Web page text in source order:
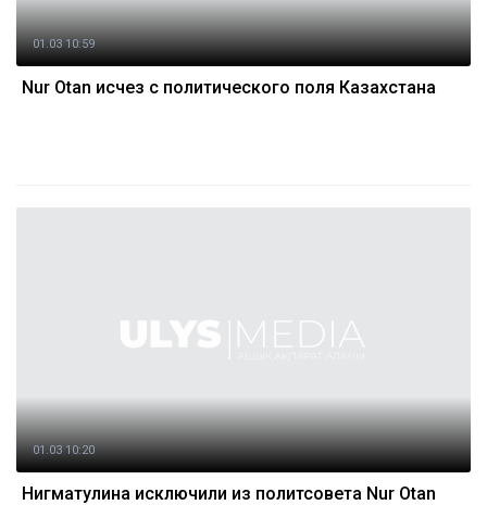
01.03 10:59
Nur Otan исчез с политического поля Казахстана
01.03 10:20
Нигматулина исключили из политсовета Nur Otan